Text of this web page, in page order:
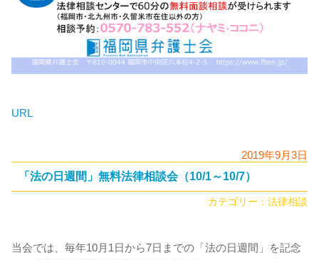
URL
2019年9月3日
「法の日週間」無料法律相談会（10/1～10/7）
カテゴリー： 法律相談
当会では、毎年10月1日から7日までの「法の日週間」を記念